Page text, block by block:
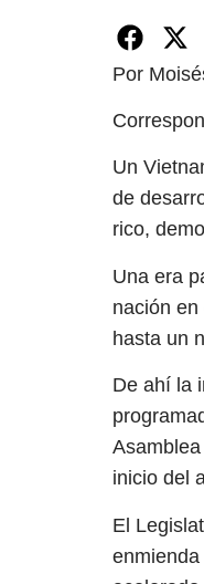
Por
Un
de
rico,
Una era
nación
hasta un
De ahí la
inicio del
El